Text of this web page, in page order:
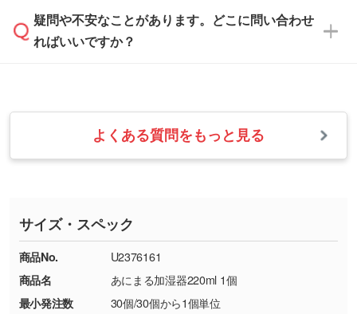
・フルカラーデータを1色に変換してほしい
・1色印刷でグラデーションや濃淡を表現した
い
す。→詳しく見る
・コーポレートカラーを使って印刷したい／印
刷色にこだわりがある
DIC・PANTONEなどのカラーチップの指定や、
本体色がナチュラルなど淡色の場合、印刷をく
っきりと目立たせたいときは濃い印刷色が、柔
らかい雰囲気にしたいときは淡い印刷色が映え
また、お選びいただいた印刷色が本体色に合わ
ない場合や仕上がりに影響しそうな場合は、ス
タッフから別の色をご案内することもございま
速やかに対応いたします。
お手数をお掛けいたしますが、至急担当スタッ
フまでご連絡ください。商品の状況を確認し、
・お届け時に商品が損傷・故障している場合
・ご注文と異なる商品が届いた場合
・印刷不良があった場合
※詳しくは「商品の良品基準について
ください。
【返品・交換ができない場合】
・お客様の元で商品を加工された場合、または
疑問や不安なことがあります。どこに問い合わせ
ればいいですか？
業日以内に担当スタッフよりメールにてご連絡
いたします。
お急ぎの場合はお電話でのご質問も受け付けて
TEL：0422-29-9911 営業時間10:00～
18:00(土日祝日除く)
お問い合わせフォームはこちら
よくある質問をもっと見る
サイズ・スペック
商品No.
U2376161
商品名
あにまる加湿器220ml 1個
最小発注数
30個/30個から1個単位